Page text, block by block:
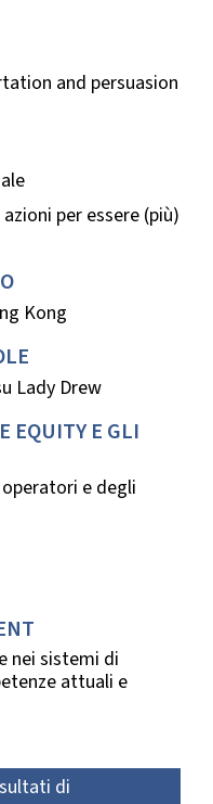
and persuasion
per essere (più)
Kong
Lady Drew
EQUITY E GLI
e degli
nei sistemi di
attuali e
di